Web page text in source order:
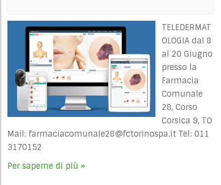
TELEDERMAT
OLOGIA dal 8
al 20 Giugno
presso la
Farmacia
Comunale
28, Corso
Corsica 9, TO
Mail: farmaciacomunale28@fctorinospa.it Tel: 011
3170152
Per saperne di più »